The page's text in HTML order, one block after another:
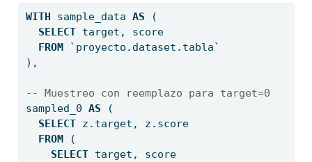
WITH sample_data AS (
SELECT target, score
FROM `proyecto.dataset.tabla`
),
-- Muestreo con reemplazo para target=0
sampled_0 AS (
SELECT z.target, z.score
FROM (
SELECT target, score